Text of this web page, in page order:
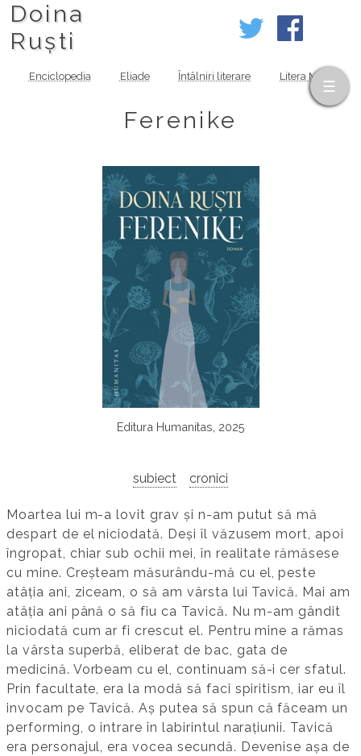
Doina
Ruști
Enciclopedia Eliade Întâlniri literare Litera MOV
Ferenike
Editura Humanitas, 2025
subiect cronici
Moartea lui m-a lovit grav și n-am putut să mă
despart de el niciodată. Deși îl văzusem mort, apoi
îngropat, chiar sub ochii mei, în realitate rămăsese
cu mine. Creșteam măsurându-mă cu el, peste
atâția ani, ziceam, o să am vârsta lui Tavică. Mai am
atâția ani până o să fiu ca Tavică. Nu m-am gândit
niciodată cum ar fi crescut el. Pentru mine a rămas
la vârsta superbă, eliberat de bac, gata de
medicină. Vorbeam cu el, continuam să-i cer sfatul.
Prin facultate, era la modă să faci spiritism, iar eu îl
invocam pe Tavică. Aș putea să spun că făceam un
performing, o intrare în labirintul narațiunii. Tavică
era personajul, era vocea secundă. Devenise așa de